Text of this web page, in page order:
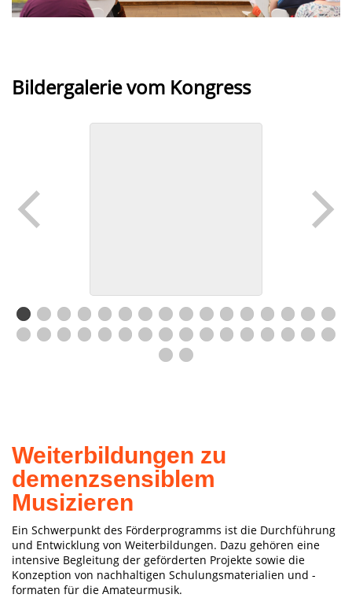
Bildergalerie vom Kongress
Weiterbildungen zu
demenzsensiblem
Musizieren
Ein Schwerpunkt des Förderprogramms ist die Durchführung
und Entwicklung von Weiterbildungen. Dazu gehören eine
intensive Begleitung der geförderten Projekte sowie die
Konzeption von nachhaltigen Schulungsmaterialien und -
formaten für die Amateurmusik.